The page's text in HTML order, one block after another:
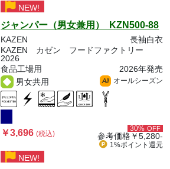
NEW!
ジャンパー（男女兼用） KZN500-88
KAZEN
長袖白衣
KAZEN カゼン フードファクトリー
2026
食品工場用
2026年発売
男女共用
All オールシーズン
￥3,696(税込)
30% OFF
参考価格￥5,280-
1%ポイント 還元
NEW!